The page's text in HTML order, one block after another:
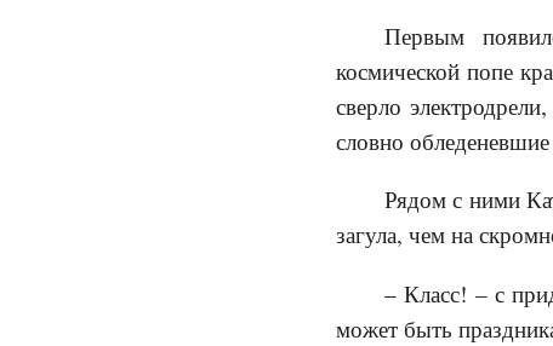
Первым
космической попе
сверло
словно
Рядом с ними
загула, чем на
– Класс! – с
может быть